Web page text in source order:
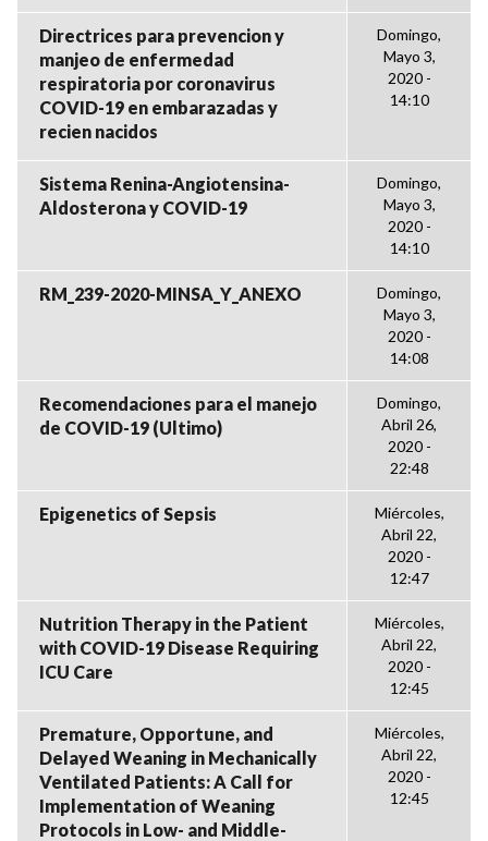
Directrices para prevencion y
manjeo de enfermedad
respiratoria por coronavirus
COVID-19 en embarazadas y
recien nacidos
Domingo,
Mayo 3,
2020 -
14:10
Sistema Renina-Angiotensina-
Aldosterona y COVID-19
Domingo,
Mayo 3,
2020 -
14:10
RM_239-2020-MINSA_Y_ANEXO
Domingo,
Mayo 3,
2020 -
14:08
Recomendaciones para el manejo
de COVID-19 (Ultimo)
Domingo,
Abril 26,
2020 -
22:48
Epigenetics of Sepsis
Miércoles,
Abril 22,
2020 -
12:47
Nutrition Therapy in the Patient
with COVID-19 Disease Requiring
ICU Care
Miércoles,
Abril 22,
2020 -
12:45
Premature, Opportune, and
Delayed Weaning in Mechanically
Ventilated Patients: A Call for
Implementation of Weaning
Protocols in Low- and Middle-
Miércoles,
Abril 22,
2020 -
12:45